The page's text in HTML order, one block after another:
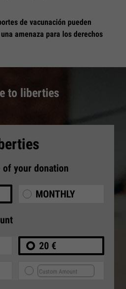
de vacunación pueden
amenaza para los derechos
to liberties
your donation
MONTHLY
20 €